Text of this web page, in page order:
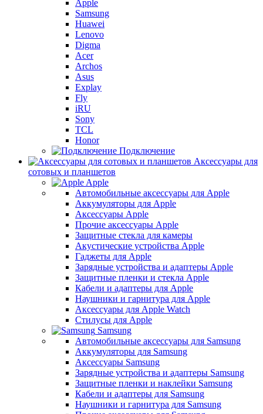
Apple
Samsung
Huawei
Lenovo
Digma
Acer
Archos
Asus
Explay
Fly
iRU
Sony
TCL
Honor
Подключение
Аксессуары для
сотовых и планшетов
Apple
Автомобильные аксессуары для Apple
Аккумуляторы для Apple
Аксессуары Apple
Прочие аксессуары Apple
Защитные стекла для камеры
Акустические устройства Apple
Гаджеты для Apple
Зарядные устройства и адаптеры Apple
Защитные пленки и стекла Apple
Кабели и адаптеры для Apple
Наушники и гарнитура для Apple
Аксессуары для Apple Watch
Стилусы для Apple
Samsung
Автомобильные аксессуары для Samsung
Аккумуляторы для Samsung
Аксессуары Samsung
Зарядные устройства и адаптеры Samsung
Защитные пленки и наклейки Samsung
Кабели и адаптеры для Samsung
Наушники и гарнитура для Samsung